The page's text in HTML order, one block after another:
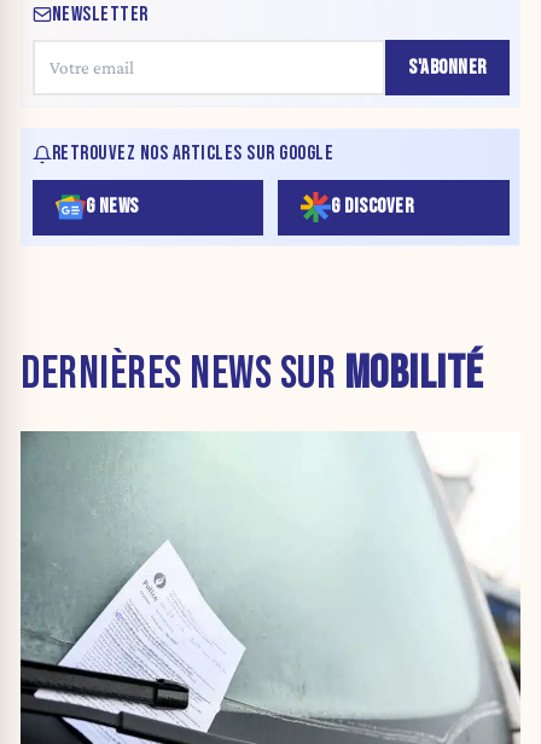
NEWSLETTER
S'ABONNER
RETROUVEZ NOS ARTICLES SUR GOOGLE
G NEWS G DISCOVER
DERNIÈRES NEWS SUR MOBILITÉ